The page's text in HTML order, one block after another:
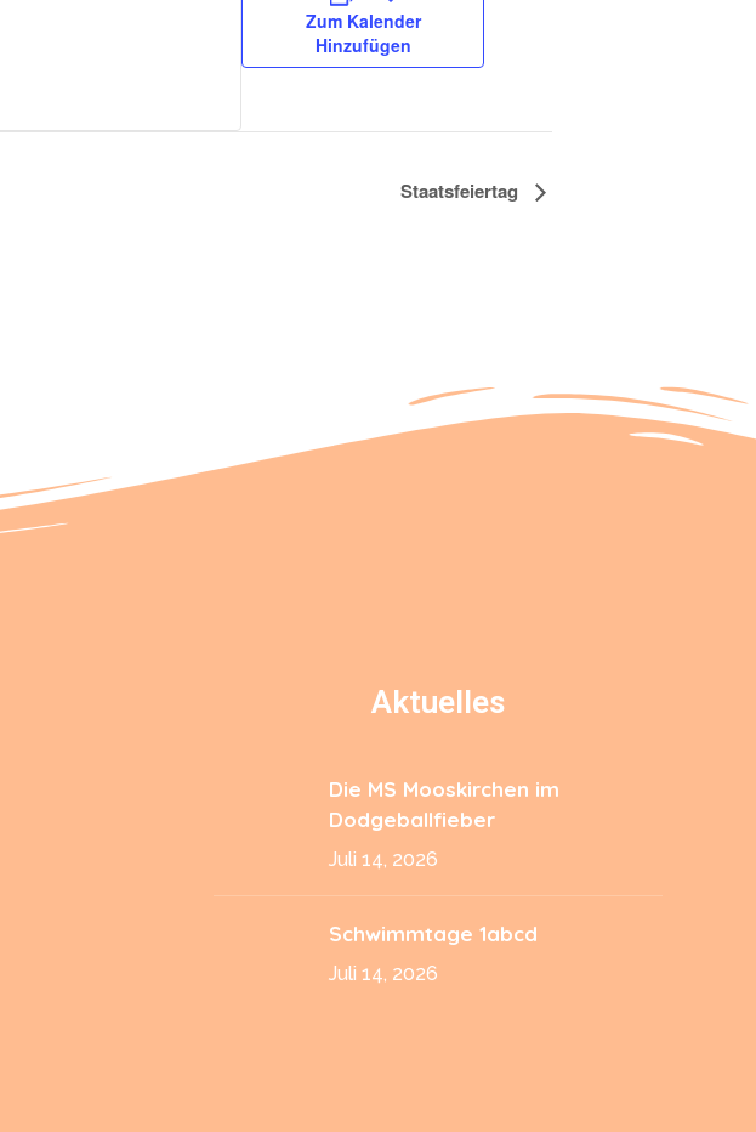
Zum Kalender
Hinzufügen
Staatsfeiertag
Aktuelles
Die MS Mooskirchen im
Dodgeballfieber
Juli 14, 2026
Schwimmtage 1abcd
Juli 14, 2026